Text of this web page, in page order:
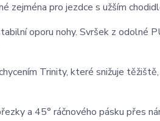
zejména pro jezdce s užším
oporu nohy. Svršek z odolné
Trinity, které snižuje
a 45° ráčnového pásku přes